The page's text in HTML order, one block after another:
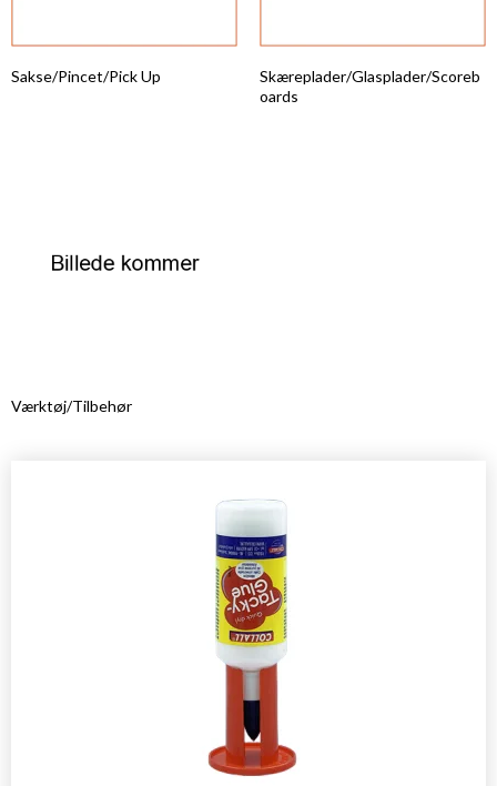
Sakse/Pincet/Pick Up
Skæreplader/Glasplader/Scoreb
oards
Værktøj/Tilbehør